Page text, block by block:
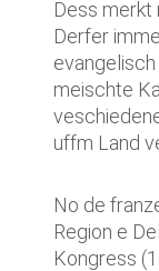
Dess merkt
Derfer
meischte
uffm Land
No de
Region e
Kongress